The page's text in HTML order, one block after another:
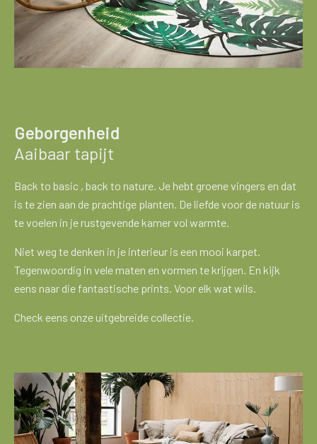
Geborgenheid
Aaibaar tapijt
Back to basic , back to nature. Je hebt groene vingers en dat
is te zien aan de prachtige planten. De liefde voor de natuur is
te voelen in je rustgevende kamer vol warmte.
Niet weg te denken in je interieur is een mooi karpet.
Tegenwoordig in vele maten en vormen te krijgen. En kijk
eens naar die fantastische prints. Voor elk wat wils.
Check eens onze uitgebreide collectie.